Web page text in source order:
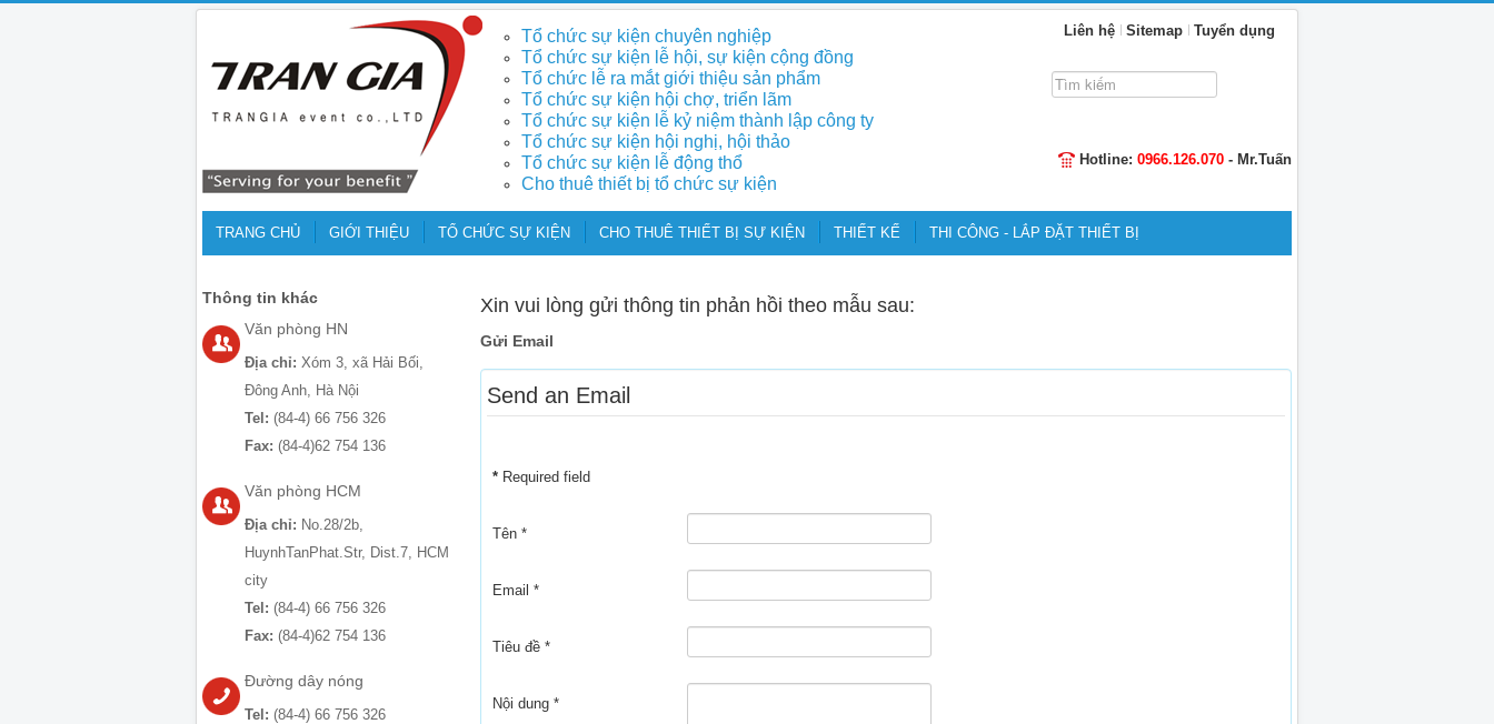
Liên hệ Sitemap Tuyển dụng
Tìm
kiếm...
Hotline: 0966.126.070 - Mr.Tuấn
Tổ chức sự kiện chuyên nghiệp
Tổ chức sự kiện lễ hội, sự kiện cộng đồng
Tổ chức lễ ra mắt giới thiệu sản phẩm
Tổ chức sự kiện hội chợ, triển lãm
Tổ chức sự kiện lễ kỷ niệm thành lập công ty
Tổ chức sự kiện hội nghị, hội thảo
Tổ chức sự kiện lễ động thổ
Cho thuê thiết bị tổ chức sự kiện
TRANG CHỦ GIỚI THIỆU TỔ CHỨC SỰ KIỆN CHO THUÊ THIẾT BỊ SỰ KIỆN THIẾT KẾ THI CÔNG - LẮP ĐẶT THIẾT BỊ
Thông tin khác
Văn phòng HN
Địa chỉ: Xóm 3, xã Hải Bối,
Đông Anh, Hà Nội
Tel: (84-4) 66 756 326
Fax: (84-4)62 754 136
Văn phòng HCM
Địa chỉ: No.28/2b,
HuynhTanPhat.Str, Dist.7, HCM
city
Tel: (84-4) 66 756 326
Fax: (84-4)62 754 136
Đường dây nóng
Tel: (84-4) 66 756 326
Xin vui lòng gửi thông tin phản hồi theo mẫu sau:
Gửi Email
Send an Email
* Required field
Tên *
Email *
Tiêu đề *
Nội dung *